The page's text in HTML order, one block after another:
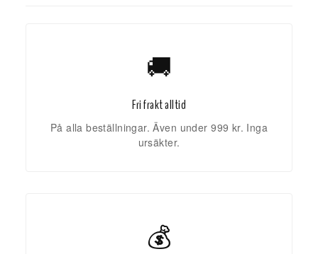
🚚
Fri frakt alltid
På alla beställningar. Även under 999 kr. Inga
ursäkter.
💰